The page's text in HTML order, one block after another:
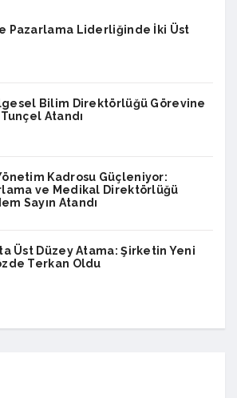
Pazarlama Liderliğinde İki Üst
Bilim Direktörlüğü Görevine
Atandı
Kadrosu Güçleniyor:
ve Medikal Direktörlüğü
Sayın Atandı
Üst Düzey Atama: Şirketin Yeni
Terkan Oldu